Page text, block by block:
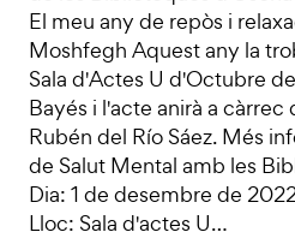
El meu any de repòs i
Moshfegh Aquest any la
Sala d'Actes U d'Octubre
Bayés i l'acte anirà a càrrec
Rubén del Río Sáez. Més
de Salut Mental amb les
Dia: 1 de desembre de
Lloc: Sala d'actes U…